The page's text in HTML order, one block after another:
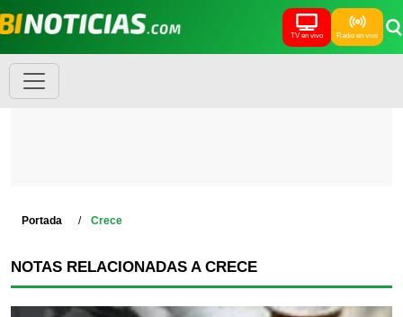
TV en vivo Radio en vivo
Portada Crece
NOTAS RELACIONADAS A CRECE